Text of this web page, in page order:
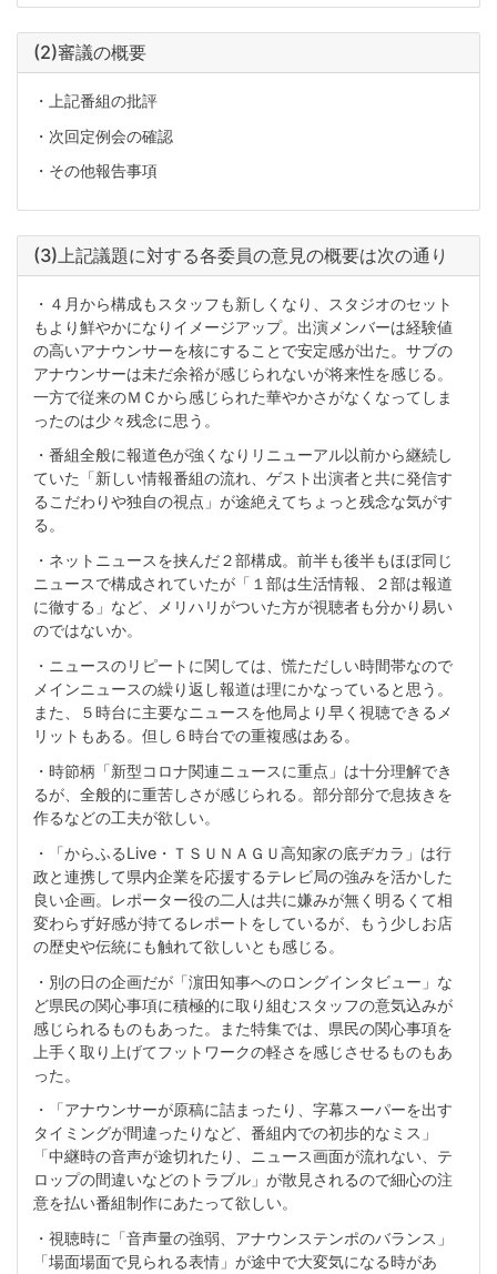
(2)審議の概要
・上記番組の批評
・次回定例会の確認
・その他報告事項
(3)上記議題に対する各委員の意見の概要は次の通り
・４月から構成もスタッフも新しくなり、スタジオのセット
もより鮮やかになりイメージアップ。出演メンバーは経験値
の高いアナウンサーを核にすることで安定感が出た。サブの
アナウンサーは未だ余裕が感じられないが将来性を感じる。
一方で従来のＭＣから感じられた華やかさがなくなってしま
ったのは少々残念に思う。
・番組全般に報道色が強くなりリニューアル以前から継続し
ていた「新しい情報番組の流れ、ゲスト出演者と共に発信す
るこだわりや独自の視点」が途絶えてちょっと残念な気がす
る。
・ネットニュースを挟んだ２部構成。前半も後半もほぼ同じ
ニュースで構成されていたが「１部は生活情報、２部は報道
に徹する」など、メリハリがついた方が視聴者も分かり易い
のではないか。
・ニュースのリピートに関しては、慌ただしい時間帯なので
メインニュースの繰り返し報道は理にかなっていると思う。
また、５時台に主要なニュースを他局より早く視聴できるメ
リットもある。但し６時台での重複感はある。
・時節柄「新型コロナ関連ニュースに重点」は十分理解でき
るが、全般的に重苦しさが感じられる。部分部分で息抜きを
作るなどの工夫が欲しい。
・「からふるLive・ＴＳＵＮＡＧＵ高知家の底ヂカラ」は行
政と連携して県内企業を応援するテレビ局の強みを活かした
良い企画。レポーター役の二人は共に嫌みが無く明るくて相
変わらず好感が持てるレポートをしているが、もう少しお店
の歴史や伝統にも触れて欲しいとも感じる。
・別の日の企画だが「濵田知事へのロングインタビュー」な
ど県民の関心事項に積極的に取り組むスタッフの意気込みが
感じられるものもあった。また特集では、県民の関心事項を
上手く取り上げてフットワークの軽さを感じさせるものもあ
った。
・「アナウンサーが原稿に詰まったり、字幕スーパーを出す
タイミングが間違ったりなど、番組内での初歩的なミス」
「中継時の音声が途切れたり、ニュース画面が流れない、テ
ロップの間違いなどのトラブル」が散見されるので細心の注
意を払い番組制作にあたって欲しい。
・視聴時に「音声量の強弱、アナウンステンポのバランス」
「場面場面で見られる表情」が途中で大変気になる時があ